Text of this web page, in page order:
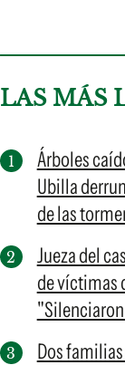
LAS MÁS
Árboles
Ubilla
de las
Jueza del
de víctimas
"Silenciaron
Dos